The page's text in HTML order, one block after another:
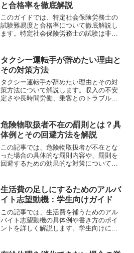
と合格率を徹底解説
このガイドでは、特定社会保険労務士の
試験難易度と合格率について徹底解説し
ます。特定社会保険労務士の試験は非常
合格者の声や成功例、資格取得後のキャ
リアパスについて詳しく紹介しています
ので、受験を考えている方はぜひ参考に
してください。
タクシー運転手が辞めたい理由と
その対策方法
タクシー運転手が辞めたい理由とその対
策方法について解説します。収入の不安
定さや長時間労働、乗客とのトラブルな
危険物取扱者不在の罰則とは？具
体例とその回避方法を解説
この記事では、危険物取扱者が不在とな
った場合の具体的な罰則内容や、罰則を
回避するための効果的な対策について詳
際の事例を通じて、危険物の取り扱いに
関する法令順守の重要性を理解し、安全
な業務運営をサポートします。
生活費の足しにするためのアルバ
イト志望動機：学生向けガイド
この記事では、生活費を補うためのアル
バイト志望動機の具体例や書き方のポイ
ントを詳しく解説します。学生向けに、